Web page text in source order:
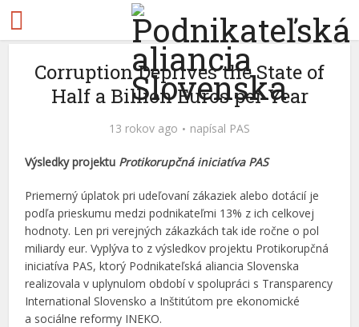
Corruption Deprives the State of
Half a Billion Euros per Year
13 rokov ago napísal PAS
Výsledky projektu Protikorupčná iniciatíva PAS
Priemerný úplatok pri udeľovaní zákaziek alebo dotácií je
podľa prieskumu medzi podnikateľmi 13% z ich celkovej
hodnoty. Len pri verejných zákazkách tak ide ročne o pol
miliardy eur. Vyplýva to z výsledkov projektu Protikorupčná
iniciatíva PAS, ktorý Podnikateľská aliancia Slovenska
realizovala v uplynulom období v spolupráci s Transparency
International Slovensko a Inštitútom pre ekonomické
a sociálne reformy INEKO.